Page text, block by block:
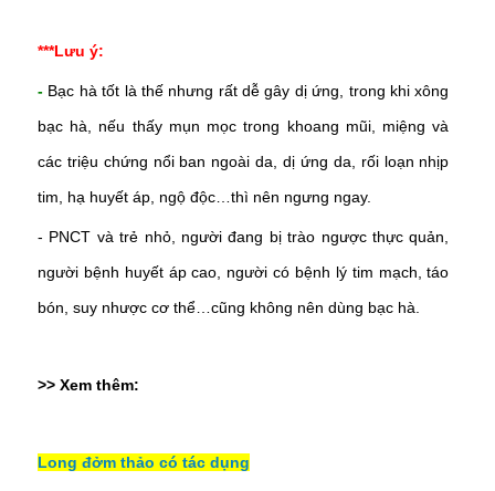
***Lưu ý:
- Bạc hà tốt là thế nhưng rất dễ gây dị ứng, trong khi xông
bạc hà, nếu thấy mụn mọc trong khoang mũi, miệng và
các triệu chứng nổi ban ngoài da, dị ứng da, rối loạn nhịp
tim, hạ huyết áp, ngộ độc…thì nên ngưng ngay.
- PNCT và trẻ nhỏ, người đang bị trào ngược thực quản,
người bệnh huyết áp cao, người có bệnh lý tim mạch, táo
bón, suy nhược cơ thể…cũng không nên dùng bạc hà.
>> Xem thêm:
Long đởm thảo có tác dụng